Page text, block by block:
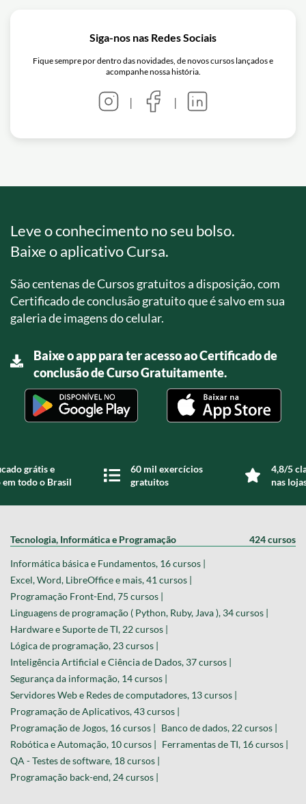
Siga-nos nas Redes Sociais
Fique sempre por dentro das novidades, de novos cursos lançados e
acompanhe nossa história.
| |
Leve o conhecimento no seu bolso.
Baixe o aplicativo Cursa.
São centenas de Cursos gratuitos a disposição, com
Certificado de conclusão gratuito que é salvo em sua
galeria de imagens do celular.
Baixe o app para ter acesso ao Certificado de
conclusão de Curso Gratuitamente.
grátis e
todo o Brasil
60 mil exercícios
gratuitos
4,8/5
nas
Tecnologia, Informática e Programação 424 cursos
Informática básica e Fundamentos, 16 cursos |
Excel, Word, LibreOffice e mais, 41 cursos |
Programação Front-End, 75 cursos |
Linguagens de programação ( Python, Ruby, Java ), 34 cursos |
Hardware e Suporte de TI, 22 cursos |
Lógica de programação, 23 cursos |
Inteligência Artificial e Ciência de Dados, 37 cursos |
Segurança da informação, 14 cursos |
Servidores Web e Redes de computadores, 13 cursos |
Programação de Aplicativos, 43 cursos |
Programação de Jogos, 16 cursos | Banco de dados, 22 cursos |
Robótica e Automação, 10 cursos | Ferramentas de TI, 16 cursos |
QA - Testes de software, 18 cursos |
Programação back-end, 24 cursos |